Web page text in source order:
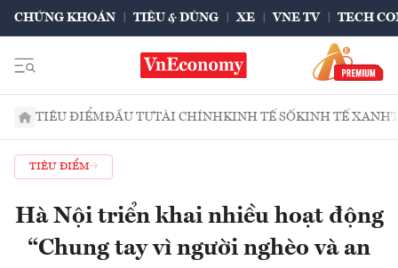
CHỨNG KHOÁN TIÊU & DÙNG XE VNE TV TECH
TIÊU ĐIỂMĐẦU TƯTÀI CHÍNHKINH TẾ SỐKINH TẾ XANH
TIÊU ĐIỂM
Hà Nội triển khai nhiều hoạt động
“Chung tay vì người nghèo và an